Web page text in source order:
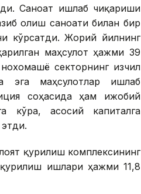
Саноат ишлаб чиқариши
олиш саноати билан бир
кўрсатди. Жорий йилнинг
маҳсулот ҳажми 39
секторнинг изчил
эга маҳсулотлар ишлаб
соҳасида ҳам ижобий
кўра, асосий капиталга
қурилиш комплексининг
ишлари ҳажми 11,8